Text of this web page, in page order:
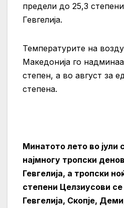
предели до 25,3
Гевгелија.
Температурите на
Македонија го
степен, а во август за
степена.
Минатото лето во јули
најмногу тропски
Гевгелија, а тропски
степени Целзиусови
Гевгелија, Скопје,